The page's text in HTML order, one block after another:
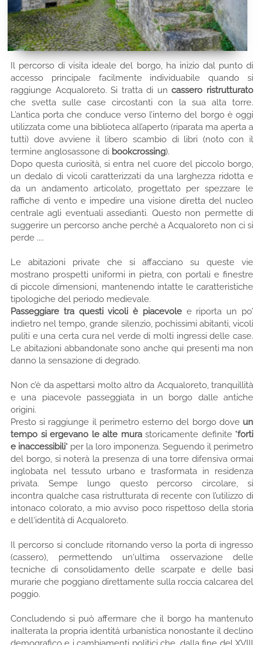
Il percorso di visita ideale del borgo, ha inizio dal punto di
accesso principale facilmente individuabile quando si
raggiunge Acqualoreto. Si tratta di uncassero ristrutturato
che svetta sulle case circostanti con la sua alta torre.
L’antica porta che conduce verso l’interno del borgo è oggi
utilizzata come una biblioteca all’aperto (riparata ma aperta a
tutti) dove avviene il libero scambio di libri (noto con il
termine anglosassone di bookcrossing).
Dopo questa curiosità, si entra nel cuore del piccolo borgo,
un dedalo di vicoli caratterizzati da una larghezza ridotta e
da un andamento articolato, progettato per spezzare le
raffiche di vento e impedire una visione diretta del nucleo
centrale agli eventuali assedianti. Questo non permette di
suggerire un percorso anche perchè a Acqualoreto non ci si
perde ....
Le abitazioni private che si affacciano su queste vie
mostrano prospetti uniformi in pietra, con portali e finestre
di piccole dimensioni, mantenendo intatte le caratteristiche
tipologiche del periodo medievale.
Passeggiare tra questi vicoli è piacevolee riporta un po’
indietro nel tempo, grande silenzio, pochissimi abitanti, vicoli
puliti e una certa cura nel verde di molti ingressi delle case.
Le abitazioni abbandonate sono anche qui presenti ma non
danno la sensazione di degrado.
Non c’è da aspettarsi molto altro da Acqualoreto, tranquillità
e una piacevole passeggiata in un borgo dalle antiche
origini.
Presto si raggiunge il perimetro esterno del borgo dove un
tempo si ergevano le alte murastoricamente definite "forti
e inaccessibili" per la loro imponenza. Seguendo il perimetro
del borgo, si noterà la presenza di una torre difensiva ormai
inglobata nel tessuto urbano e trasformata in residenza
privata. Sempe lungo questo percorso circolare, si
incontra qualche casa ristrutturata di recente con l’utilizzo di
intonaco colorato, a mio avviso poco rispettoso della storia
e dell'identità di Acqualoreto.
Il percorso si conclude ritornando verso la porta di ingresso
(cassero), permettendo un'ultima osservazione delle
tecniche di consolidamento delle scarpate e delle basi
murarie che poggiano direttamente sulla roccia calcarea del
poggio.
Concludendo si può affermare che il borgo ha mantenuto
inalterata la propria identità urbanistica nonostante il declino